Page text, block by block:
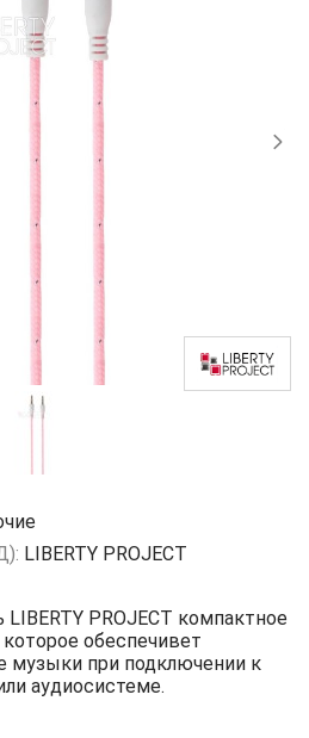
LIBERTY PROJECT
LIBERTY PROJECT компактное
обеспечивет
музыки при подключении к
аудиосистеме.